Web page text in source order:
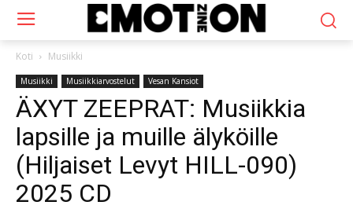
Koti Musiikki
Musiikki Musiikkiarvostelut Vesan Kansiot
ÄXYT ZEEPRAT: Musiikkia
lapsille ja muille älyköille
(Hiljaiset Levyt HILL-090)
2025 CD